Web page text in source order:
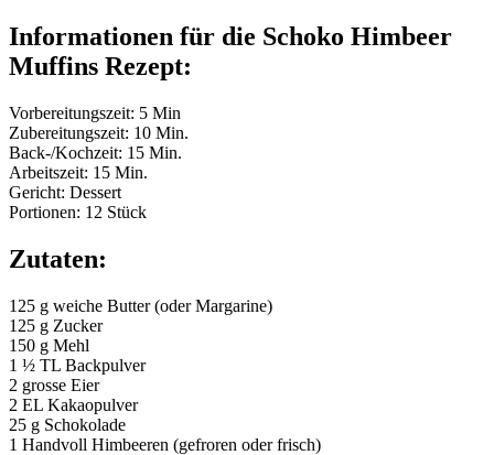
Informationen für die Schoko Himbeer
Muffins Rezept:
Vorbereitungszeit: 5 Min
Zubereitungszeit: 10 Min.
Back-/Kochzeit: 15 Min.
Arbeitszeit: 15 Min.
Gericht: Dessert
Portionen: 12 Stück
Zutaten:
125 g weiche Butter (oder Margarine)
125 g Zucker
150 g Mehl
1 ½ TL Backpulver
2 grosse Eier
2 EL Kakaopulver
25 g Schokolade
1 Handvoll Himbeeren (gefroren oder frisch)